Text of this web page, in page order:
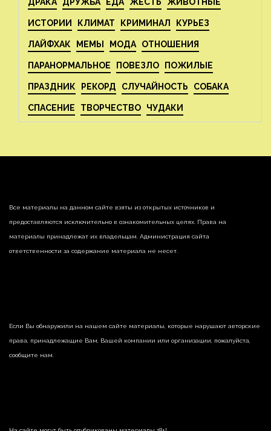
ИСТОРИИ КЛИМАТ КРИМИНАЛ КУРЬЕЗ
ЛАЙФХАК МЕМЫ МОДА ОТНОШЕНИЯ
ПАРАНОРМАЛЬНОЕ ПОВЕЗЛО ПОЖИЛЫЕ
ПРАЗДНИК РЕКОРД СЛУЧАЙНОСТЬ СОБАКА
СПАСЕНИЕ ТВОРЧЕСТВО ЧУДАКИ
Все материалы на данном сайте взяты из открытых источников и
предоставляются исключительно в ознакомительных целях. Права на
материалы принадлежат их владельцам. Администрация сайта
ответственности за содержание материала не несет.
Если Вы обнаружили на нашем сайте материалы, которые нарушают авторские
права, принадлежащие Вам, Вашей компании или организации, пожалуйста,
сообщите нам.